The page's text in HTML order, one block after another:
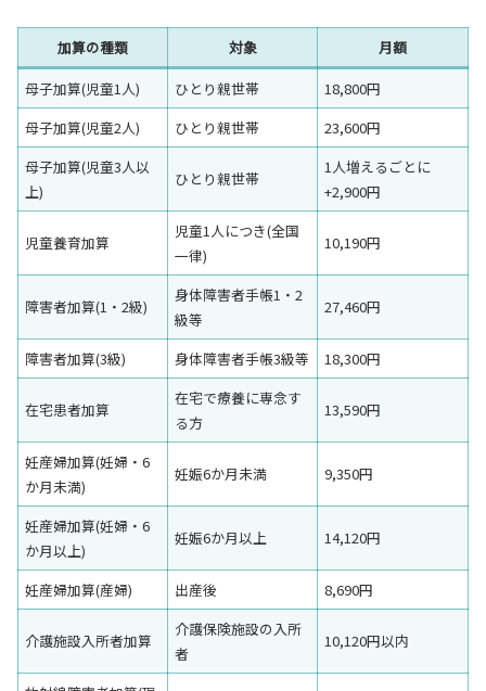
加算の種類 対象
月額
母子加算(児童1人)
ひとり親世帯
18,800円
母子加算(児童2人)
ひとり親世帯
23,600円
母子加算(児童3人以
上)
ひとり親世帯
1人増えるごとに
+2,900円
児童養育加算
児童1人につき(全国
一律)
10,190円
障害者加算(1・2級)
身体障害者手帳1・2
級等
27,460円
障害者加算(3級) 身体障害者手帳3級等 18,300円
在宅患者加算
在宅で療養に専念す
る方
13,590円
妊産婦加算(妊婦・6
か月未満)
妊娠6か月未満 9,350円
妊産婦加算(妊婦・6
か月以上)
妊娠6か月以上 14,120円
妊産婦加算(産婦) 出産後 8,690円
介護施設入所者加算
介護保険施設の入所
者
10,120円以内